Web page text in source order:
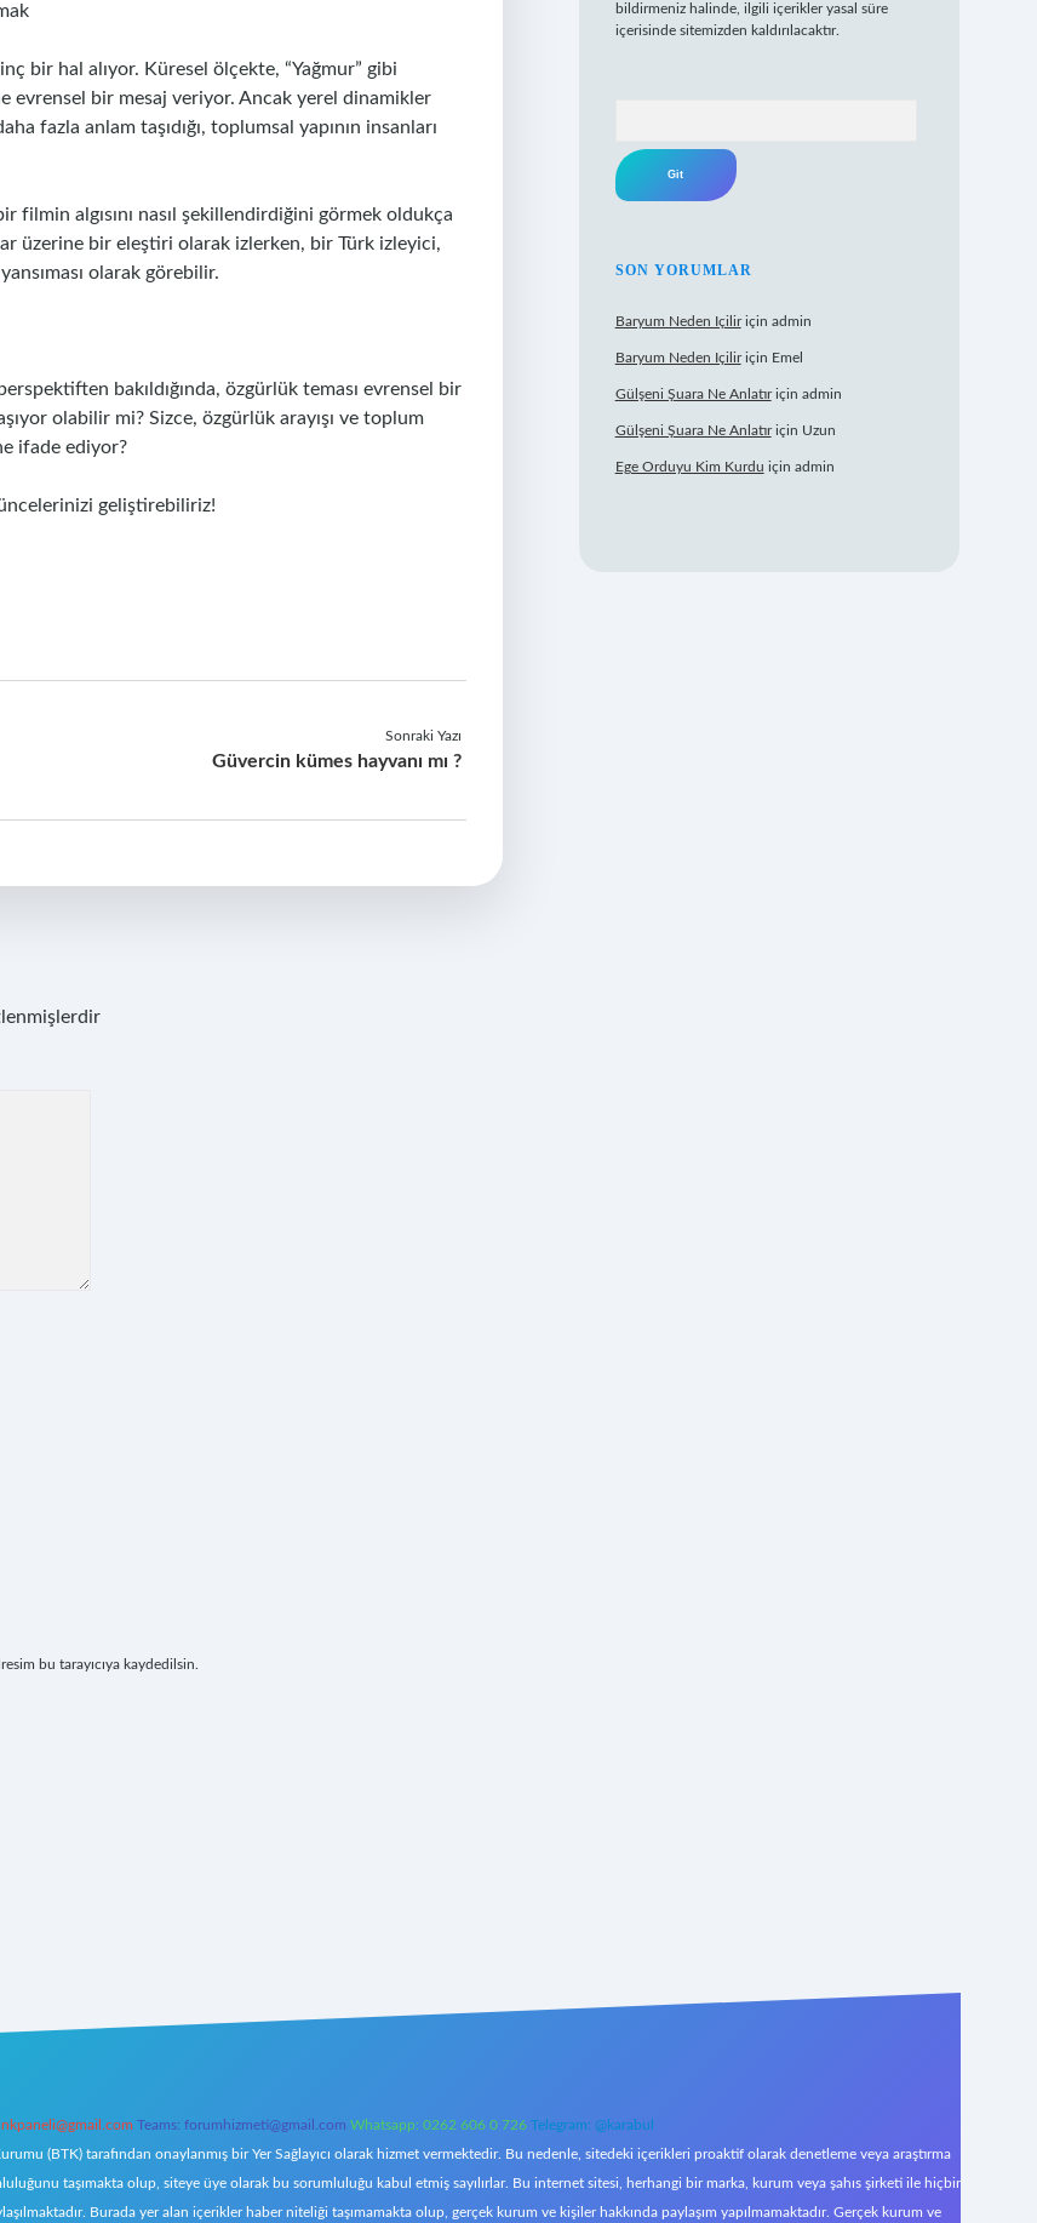
bir hal alıyor. Küresel ölçekte, “Yağmur” gibi
evrensel bir mesaj veriyor. Ancak yerel dinamikler
fazla anlam taşıdığı, toplumsal yapının insanları
algısını nasıl şekillendirdiğini görmek oldukça
üzerine bir eleştiri olarak izlerken, bir Türk izleyici,
olarak görebilir.
bakıldığında, özgürlük teması evrensel bir
olabilir mi? Sizce, özgürlük arayışı ve toplum
ifade ediyor?
geliştirebiliriz!
Sonraki Yazı
Güvercin kümes hayvanı mı ?
bu tarayıcıya kaydedilsin.
bildirmeniz halinde, ilgili içerikler yasal süre
içerisinde sitemizden kaldırılacaktır.
SON YORUMLAR
Baryum Neden Içiliriçin admin
Baryum Neden Içiliriçin Emel
Gülşeni Şuara Ne Anlatıriçin admin
Gülşeni Şuara Ne Anlatıriçin Uzun
Ege Orduyu Kim Kurdu için admin
Teams: forumhizmeti@gmail.com Whatsapp: 0262 606 0 726 Telegram: @karabul
(BTK) tarafından onaylanmış bir Yer Sağlayıcı olarak hizmet vermektedir. Bu nedenle, sitedeki içerikleri proaktif olarak denetleme veya araştırma
taşımakta olup, siteye üye olarak bu sorumluluğu kabul etmiş sayılırlar. Bu internet sitesi, herhangi bir marka, kurum veya şahıs şirketi ile hiçbir
Burada yer alan içerikler haber niteliği taşımamakta olup, gerçek kurum ve kişiler hakkında paylaşım yapılmamaktadır. Gerçek kurum ve